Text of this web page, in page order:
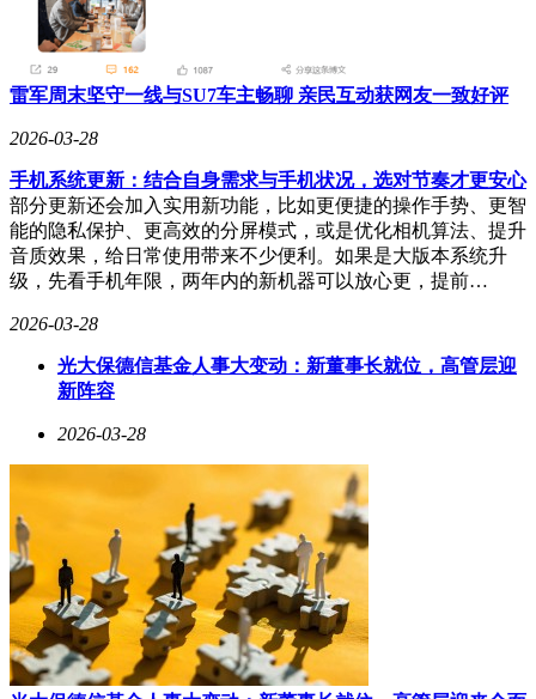
雷军周末坚守一线与SU7车主畅聊 亲民互动获网友一致好评
2026-03-28
手机系统更新：结合自身需求与手机状况，选对节奏才更安心
部分更新还会加入实用新功能，比如更便捷的操作手势、更智
能的隐私保护、更高效的分屏模式，或是优化相机算法、提升
音质效果，给日常使用带来不少便利。如果是大版本系统升
级，先看手机年限，两年内的新机器可以放心更，提前…
2026-03-28
光大保德信基金人事大变动：新董事长就位，高管层迎
新阵容
2026-03-28